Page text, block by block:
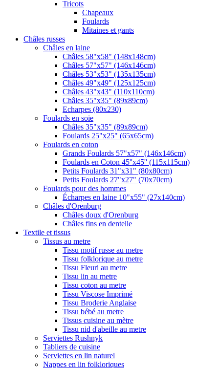
Tricots
Chapeaux
Foulards
Mitaines et gants
Châles russes
Châles en laine
Châles 58"x58" (148x148cm)
Châles 57"x57" (146x146cm)
Châles 53"x53" (135x135cm)
Châles 49"x49" (125x125cm)
Châles 43"x43" (110x110cm)
Châles 35"x35" (89x89cm)
Echarpes (80х230)
Foulards en soie
Châles 35"x35" (89x89cm)
Foulards 25"x25" (65x65cm)
Foulards en coton
Grands Foulards 57"x57" (146x146cm)
Foulards en Coton 45''x45'' (115x115cm)
Petits Foulards 31"x31" (80x80cm)
Petits Foulards 27"x27" (70x70cm)
Foulards pour des hommes
Écharpes en laine 10"x55" (27x140cm)
Châles d'Orenburg
Châles doux d'Orenburg
Châles fins en dentelle
Textile et tissus
Tissus au metre
Tissu motif russe au metre
Tissu folklorique au metre
Tissu Fleuri au metre
Tissu lin au metre
Tissu coton au metre
Tissu Viscose Imprimé
Tissu Broderie Anglaise
Tissu bébé au metre
Tissus cuisine au mètre
Tissu nid d'abeille au metre
Serviettes Rushnyk
Tabliers de cuisine
Serviettes en lin naturel
Nappes en lin folkloriques